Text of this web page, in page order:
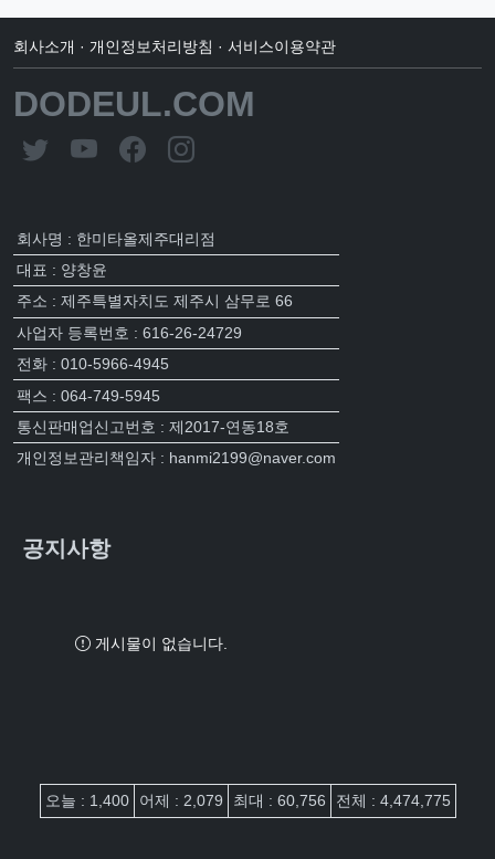
회사소개 · 개인정보처리방침 · 서비스이용약관
DODEUL.COM
회사명 : 한미타올제주대리점
대표 : 양창윤
주소 : 제주특별자치도 제주시 삼무로 66
사업자 등록번호 : 616-26-24729
전화 : 010-5966-4945
팩스 : 064-749-5945
통신판매업신고번호 : 제2017-연동18호
개인정보관리책임자 : hanmi2199@naver.com
공지사항
게시물이 없습니다.
접속자집계
오늘 : 1,400 어제 : 2,079 최대 : 60,756 전체 : 4,474,775